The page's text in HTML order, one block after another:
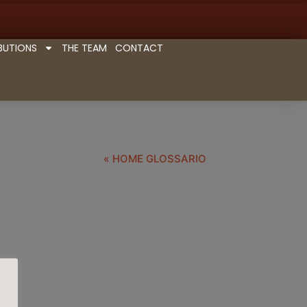
THE TEAM CONTACT
« HOME GLOSSARIO